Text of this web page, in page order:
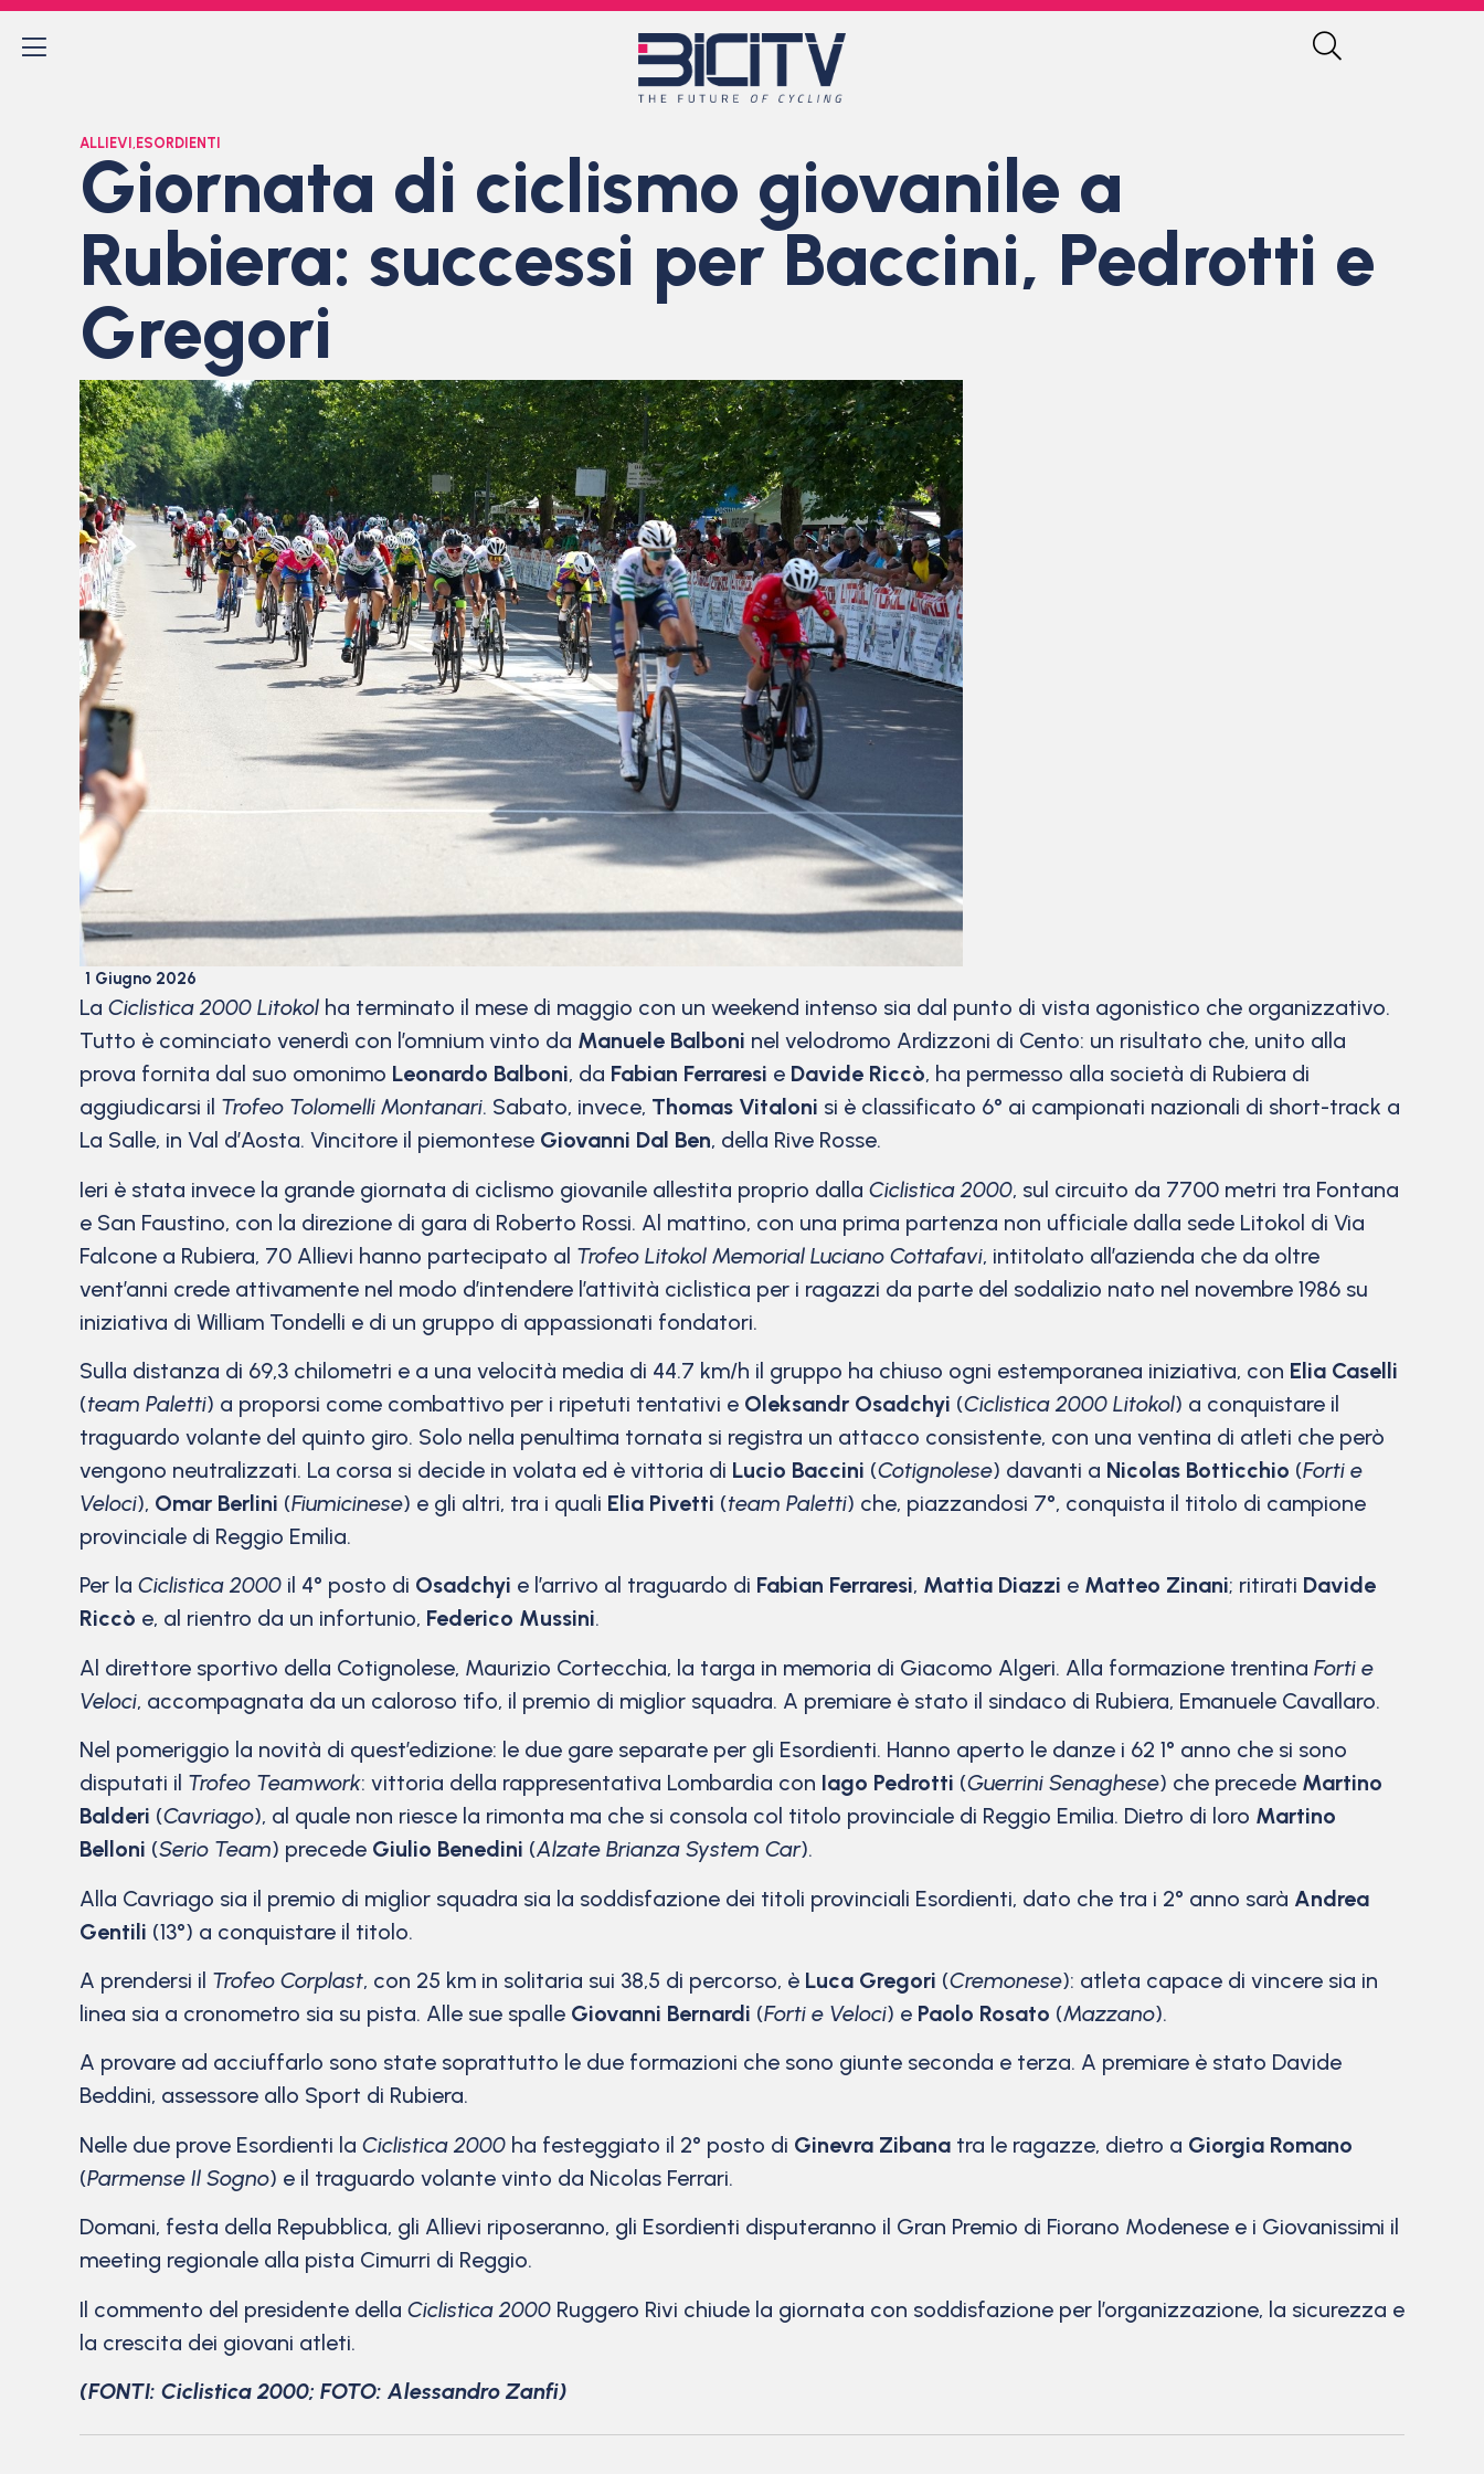
ALLIEVI , ESORDIENTI
Giornata di ciclismo giovanile a
Rubiera: successi per Baccini, Pedrotti e
Gregori
1 Giugno 2026
La Ciclistica 2000 Litokol ha terminato il mese di maggio con un weekend intenso sia dal punto di vista agonistico che organizzativo.
Tutto è cominciato venerdì con l’omnium vinto da Manuele Balboni nel velodromo Ardizzoni di Cento: un risultato che, unito alla
prova fornita dal suo omonimo Leonardo Balboni, da Fabian Ferraresi e Davide Riccò, ha permesso alla società di Rubiera di
aggiudicarsi il Trofeo Tolomelli Montanari. Sabato, invece, Thomas Vitaloni si è classificato 6° ai campionati nazionali di short-track a
La Salle, in Val d’Aosta. Vincitore il piemontese Giovanni Dal Ben, della Rive Rosse.
Ieri è stata invece la grande giornata di ciclismo giovanile allestita proprio dalla Ciclistica 2000, sul circuito da 7700 metri tra Fontana
e San Faustino, con la direzione di gara di Roberto Rossi. Al mattino, con una prima partenza non ufficiale dalla sede Litokol di Via
Falcone a Rubiera, 70 Allievi hanno partecipato al Trofeo Litokol Memorial Luciano Cottafavi, intitolato all’azienda che da oltre
vent’anni crede attivamente nel modo d’intendere l’attività ciclistica per i ragazzi da parte del sodalizio nato nel novembre 1986 su
iniziativa di William Tondelli e di un gruppo di appassionati fondatori.
Sulla distanza di 69,3 chilometri e a una velocità media di 44.7 km/h il gruppo ha chiuso ogni estemporanea iniziativa, con Elia Caselli
(team Paletti) a proporsi come combattivo per i ripetuti tentativi e Oleksandr Osadchyi (Ciclistica 2000 Litokol) a conquistare il
traguardo volante del quinto giro. Solo nella penultima tornata si registra un attacco consistente, con una ventina di atleti che però
vengono neutralizzati. La corsa si decide in volata ed è vittoria di Lucio Baccini (Cotignolese) davanti a Nicolas Botticchio (Forti e
Veloci), Omar Berlini (Fiumicinese) e gli altri, tra i quali Elia Pivetti (team Paletti) che, piazzandosi 7°, conquista il titolo di campione
provinciale di Reggio Emilia.
Per la Ciclistica 2000 il 4° posto di Osadchyi e l’arrivo al traguardo di Fabian Ferraresi, Mattia Diazzi e Matteo Zinani; ritirati Davide
Riccò e, al rientro da un infortunio, Federico Mussini.
Al direttore sportivo della Cotignolese, Maurizio Cortecchia, la targa in memoria di Giacomo Algeri. Alla formazione trentina Forti e
Veloci, accompagnata da un caloroso tifo, il premio di miglior squadra. A premiare è stato il sindaco di Rubiera, Emanuele Cavallaro.
Nel pomeriggio la novità di quest’edizione: le due gare separate per gli Esordienti. Hanno aperto le danze i 62 1° anno che si sono
disputati il Trofeo Teamwork: vittoria della rappresentativa Lombardia con Iago Pedrotti (Guerrini Senaghese) che precede Martino
Balderi (Cavriago), al quale non riesce la rimonta ma che si consola col titolo provinciale di Reggio Emilia. Dietro di loro Martino
Belloni (Serio Team) precede Giulio Benedini (Alzate Brianza System Car).
Alla Cavriago sia il premio di miglior squadra sia la soddisfazione dei titoli provinciali Esordienti, dato che tra i 2° anno sarà Andrea
Gentili (13°) a conquistare il titolo.
A prendersi il Trofeo Corplast, con 25 km in solitaria sui 38,5 di percorso, è Luca Gregori (Cremonese): atleta capace di vincere sia in
linea sia a cronometro sia su pista. Alle sue spalle Giovanni Bernardi (Forti e Veloci) e Paolo Rosato (Mazzano).
A provare ad acciuffarlo sono state soprattutto le due formazioni che sono giunte seconda e terza. A premiare è stato Davide
Beddini, assessore allo Sport di Rubiera.
Nelle due prove Esordienti la Ciclistica 2000 ha festeggiato il 2° posto di Ginevra Zibana tra le ragazze, dietro a Giorgia Romano
(Parmense Il Sogno) e il traguardo volante vinto da Nicolas Ferrari.
Domani, festa della Repubblica, gli Allievi riposeranno, gli Esordienti disputeranno il Gran Premio di Fiorano Modenese e i Giovanissimi il
meeting regionale alla pista Cimurri di Reggio.
Il commento del presidente della Ciclistica 2000 Ruggero Rivi chiude la giornata con soddisfazione per l’organizzazione, la sicurezza e
la crescita dei giovani atleti.
(FONTI: Ciclistica 2000; FOTO: Alessandro Zanfi)